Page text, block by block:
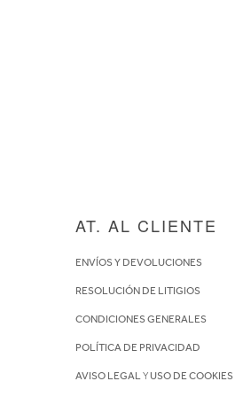
AT. AL CLIENTE
ENVÍOS Y DEVOLUCIONES
RESOLUCIÓN DE LITIGIOS
CONDICIONES GENERALES
POLÍTICA DE PRIVACIDAD
AVISO LEGAL YUSO DE COOKIES